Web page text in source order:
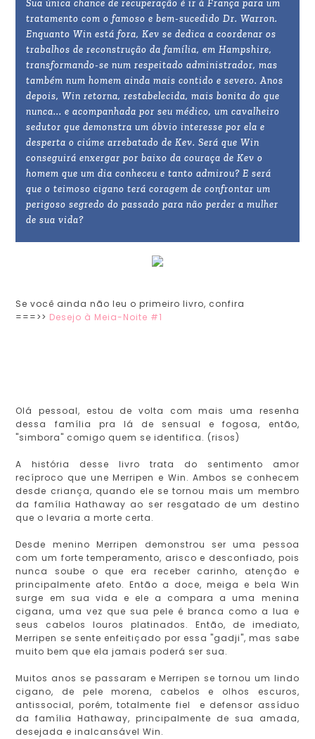
Sua única chance de recuperação é ir à França para um
tratamento com o famoso e bem-sucedido Dr. Warron.
Enquanto Win está fora, Kev se dedica a coordenar os
trabalhos de reconstrução da família, em Hampshire,
transformando-se num respeitado administrador, mas
também num homem ainda mais contido e severo. Anos
depois, Win retorna, restabelecida, mais bonita do que
nunca... e acompanhada por seu médico, um cavalheiro
sedutor que demonstra um óbvio interesse por ela e
desperta o ciúme arrebatado de Kev. Será que Win
conseguirá enxergar por baixo da couraça de Kev o
homem que um dia conheceu e tanto admirou? E será
que o teimoso cigano terá coragem de confrontar um
perigoso segredo do passado para não perder a mulher
de sua vida?
Se você ainda não leu o primeiro livro, confira
===>> Desejo à Meia-Noite #1
Olá pessoal, estou de volta com mais uma resenha
dessa família pra lá de sensual e fogosa, então,
"simbora" comigo quem se identifica. (risos)
A história desse livro trata do sentimento amor
recíproco que une Merripen e Win. Ambos se conhecem
desde criança, quando ele se tornou mais um membro
da família Hathaway ao ser resgatado de um destino
que o levaria a morte certa.
Desde menino Merripen demonstrou ser uma pessoa
com um forte temperamento, arisco e desconfiado, pois
nunca soube o que era receber carinho, atenção e
principalmente afeto. Então a doce, meiga e bela Win
surge em sua vida e ele a compara a uma menina
cigana, uma vez que sua pele é branca como a lua e
seus cabelos louros platinados. Então, de imediato,
Merripen se sente enfeitiçado por essa "gadji", mas sabe
muito bem que ela jamais poderá ser sua.
Muitos anos se passaram e Merripen se tornou um lindo
cigano, de pele morena, cabelos e olhos escuros,
antissocial, porém, totalmente fiel e defensor assíduo
da família Hathaway, principalmente de sua amada,
desejada e inalcansável Win.